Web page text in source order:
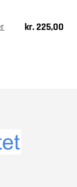
persondata
kr.225,00